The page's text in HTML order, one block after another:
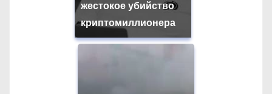
жестокое убийство
криптомиллионера